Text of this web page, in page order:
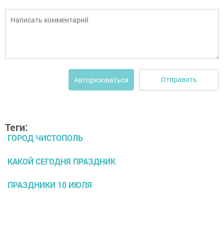
Авторизоваться Отправить
Теги:
ГОРОД ЧИСТОПОЛЬ
КАКОЙ СЕГОДНЯ ПРАЗДНИК
ПРАЗДНИКИ 10 ИЮЛЯ